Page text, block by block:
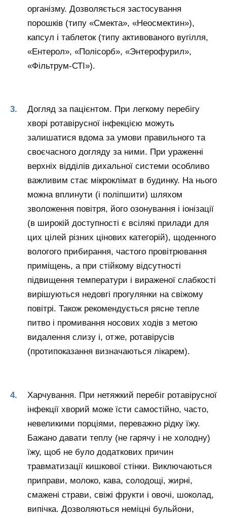
організму. Дозволяється застосування
порошків (типу «Смекта», «Неосмектин»),
капсул і таблеток (типу активованого вугілля,
«Ентерол», «Полісорб», «Энтерофурил»,
«Фільтрум-СТІ»).
Догляд за пацієнтом. При легкому перебігу
хворі ротавірусної інфекцією можуть
залишатися вдома за умови правильного та
своєчасного догляду за ними. При ураженні
верхніх відділів дихальної системи особливо
важливим стає мікроклімат в будинку. На нього
можна вплинути (і поліпшити) шляхом
зволоження повітря, його озонування і іонізації
(в широкій доступності є всілякі прилади для
цих цілей різних цінових категорій), щоденного
вологого прибирання, частого провітрювання
приміщень, а при стійкому відсутності
підвищення температури і вираженої слабкості
вирішуються недовгі прогулянки на свіжому
повітрі. Також рекомендується рясне тепле
питво і промивання носових ходів з метою
видалення слизу і, отже, ротавірусів
(протипоказання визначаються лікарем).
Харчування. При нетяжкий перебіг ротавірусної
інфекції хворий може їсти самостійно, часто,
невеликими порціями, переважно рідку їжу.
Бажано давати теплу (не гарячу і не холодну)
їжу, щоб не було додаткових причин
травматизації кишкової стінки. Виключаються
приправи, молоко, кава, солодощі, жирні,
смажені страви, свіжі фрукти і овочі, шоколад,
випічка. Дозволяються неміцні бульйони,